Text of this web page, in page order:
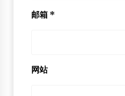
邮箱 *
网站